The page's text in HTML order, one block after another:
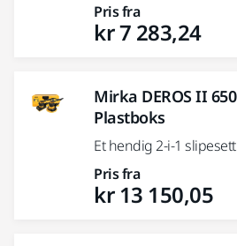
Pris fra
kr 7 283,24
Mirka DEROS II
Plastboks
Et hendig 2-i-1 slipesett
Pris fra
kr 13 150,05